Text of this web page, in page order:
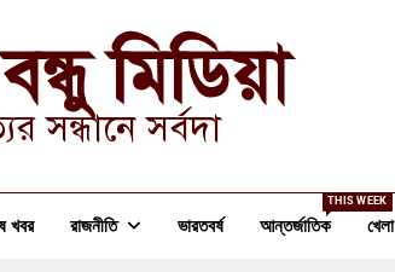
মিডিয়া
সন্ধানে সর্বদা
খবর রাজনীতি ভারতবর্ষ আন্তর্জাতিক
THIS WEEK
খেলা